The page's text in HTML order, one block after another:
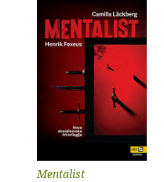
Mentalist